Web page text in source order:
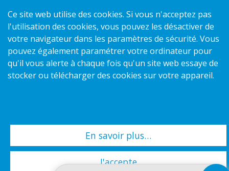
Politique de confidentialité
Politique des cookies
Ce site web utilise des cookies. Si vous n'acceptez pas
l'utilisation des cookies, vous pouvez les désactiver de
votre navigateur dans les paramètres de sécurité. Vous
pouvez également paramétrer votre ordinateur pour
qu'il vous alerte à chaque fois qu'un site web essaye de
stocker ou télécharger des cookies sur votre appareil.
En savoir plus…
J'accepte